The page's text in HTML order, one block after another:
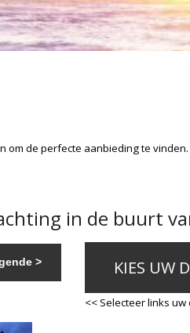
om de perfecte aanbieding te
in de buurt
> KIES UW
<< Selecteer links uw